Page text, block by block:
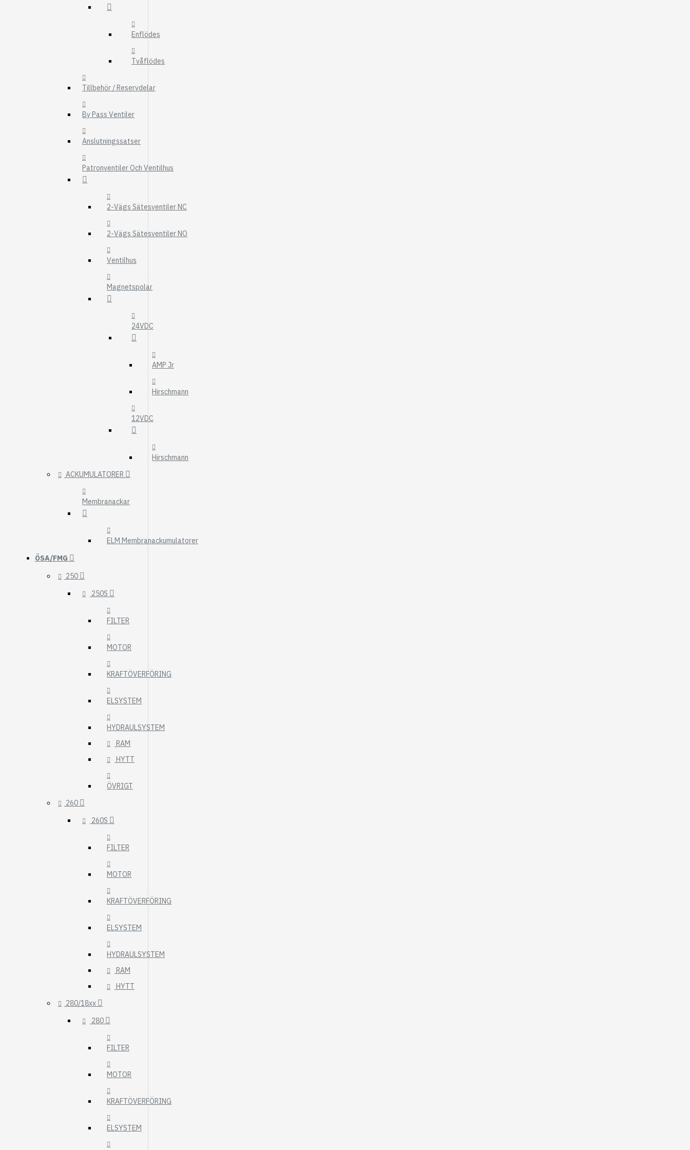
MOTOROLJEFILTER
Enflödes
Tvåflödes
Tillbehör / Reservdelar
By Pass Ventiler
Anslutningssatser
Patronventiler Och Ventilhus
2-Vägs Sätesventiler NC
2-Vägs Sätesventiler NO
Ventilhus
Magnetspolar
24VDC
AMP Jr
Hirschmann
12VDC
Hirschmann
ACKUMULATORER
Membranackar
ELM Membranackumulatorer
ÖSA/FMG
250
250S
FILTER
MOTOR
KRAFTÖVERFÖRING
ELSYSTEM
HYDRAULSYSTEM
RAM
HYTT
ÖVRIGT
260
260S
FILTER
MOTOR
KRAFTÖVERFÖRING
ELSYSTEM
HYDRAULSYSTEM
RAM
HYTT
280/18xx
280
FILTER
MOTOR
KRAFTÖVERFÖRING
ELSYSTEM